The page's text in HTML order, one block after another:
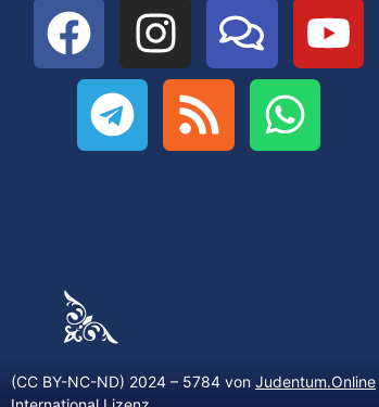
(CC BY-NC-ND) 2024 – 5784 von Judentum.Online